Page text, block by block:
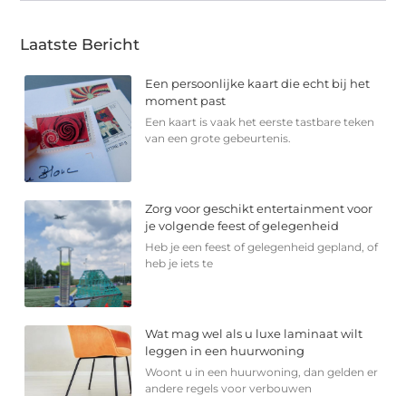
Laatste Bericht
Een persoonlijke kaart die echt bij het
moment past
Een kaart is vaak het eerste tastbare teken
van een grote gebeurtenis.
Zorg voor geschikt entertainment voor
je volgende feest of gelegenheid
Heb je een feest of gelegenheid gepland, of
heb je iets te
Wat mag wel als u luxe laminaat wilt
leggen in een huurwoning
Woont u in een huurwoning, dan gelden er
andere regels voor verbouwen